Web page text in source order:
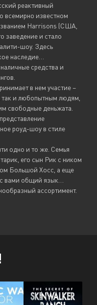
реактивный
всемирно известном
Harrisons (США,
заведение и стало
шоу. Здесь
наследие…
средства и
в нем участие –
и любопытным людям,
свободные деньжата.
роуд-шоу в стиле
одно и то же. Семья
его сын Рик с ником
Большой Хосс, а еще
вами общий язык…
ассортимент.